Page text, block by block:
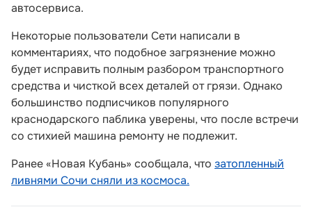
автосервиса.
Некоторые пользователи Сети написали в
комментариях, что подобное загрязнение можно
будет исправить полным разбором транспортного
средства и чисткой всех деталей от грязи. Однако
большинство подписчиков популярного
краснодарского паблика уверены, что после встречи
со стихией машина ремонту не подлежит.
Ранее «Новая Кубань» сообщала, что затопленный
ливнями Сочи сняли из космоса.